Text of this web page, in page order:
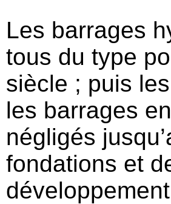
Les barrages
tous du type
siècle ; puis
les barrages
négligés
fondations et